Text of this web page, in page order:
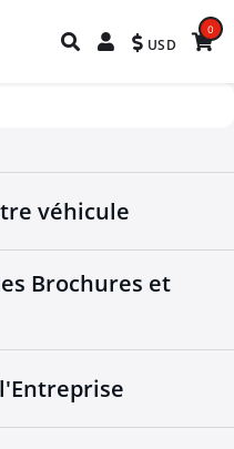
USD
0
véhicule
Brochures et